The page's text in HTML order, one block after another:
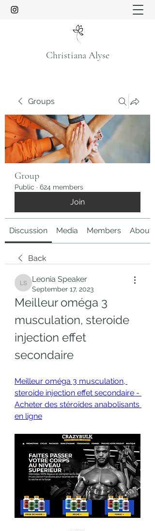
Christiana Alyse
Groups
Group
Public · 624 members
Join
Discussion Media Members About
Back
Leonia Speaker
Leonia Speaker
September 17, 2023
Meilleur oméga 3
musculation, steroide
injection effet
secondaire
Meilleur oméga 3 musculation,
steroide injection effet secondaire -
Acheter des stéroïdes anabolisants
en ligne